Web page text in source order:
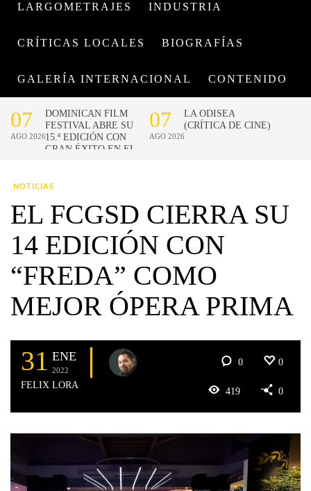
LARGOMETRAJES INDUSTRIA
CRÍTICAS LOCALES BIOGRAFÍAS
GALERÍA INTERNACIONAL CONTENIDO
NOTICIAS
EL FCGSD CIERRA SU
14 EDICIÓN CON
“FREDA” COMO
MEJOR ÓPERA PRIMA
31 ENE
2022
FELIX LORA
0 0
419 0